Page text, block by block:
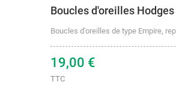
Boucles d'oreilles Hodges
Boucles d'oreilles de type Empire,
19,00 €
TTC